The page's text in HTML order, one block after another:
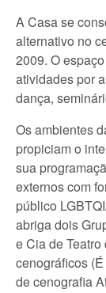
A Casa se
alternativo no
2009. O
atividades por
dança,
Os ambientes
propiciam o
sua
externos com
público
abriga dois
e Cia de
cenográficos
de cenografia